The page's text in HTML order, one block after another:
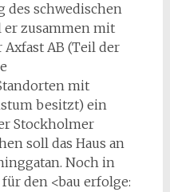
des schwedischen
zusammen mit
AB (Teil der
mit
besitzt) ein
Stockholmer
soll das Haus an
Noch in
den <bau erfolge: